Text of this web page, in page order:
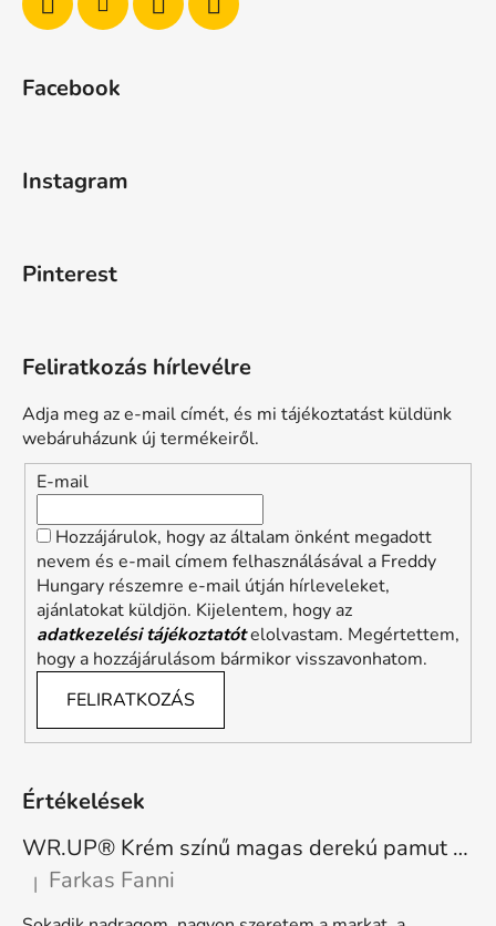
Facebook
Instagram
Pinterest
Feliratkozás hírlevélre
Adja meg az e-mail címét, és mi tájékoztatást küldünk
webáruházunk új termékeiről.
E-mail
Hozzájárulok, hogy az általam önként megadott
nevem és e-mail címem felhasználásával a Freddy
Hungary részemre e-mail útján hírleveleket,
ajánlatokat küldjön. Kijelentem, hogy az
adatkezelési tájékoztatótelolvastam. Megértettem,
hogy a hozzájárulásom bármikor visszavonhatom.
FELIRATKOZÁS
Értékelések
WR.UP® Krém színű magas derekú pamut nadrág RE(MOVE) WRUP1HC001ORG, Z40
A termék értékelése 5-ből 5 csillag.
| Farkas Fanni